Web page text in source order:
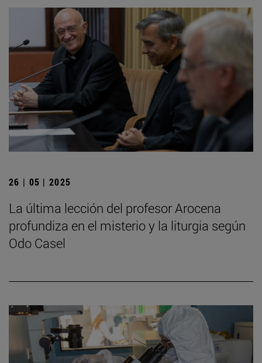
26 | 05 | 2025
La última lección del profesor Arocena
profundiza en el misterio y la liturgia según
Odo Casel